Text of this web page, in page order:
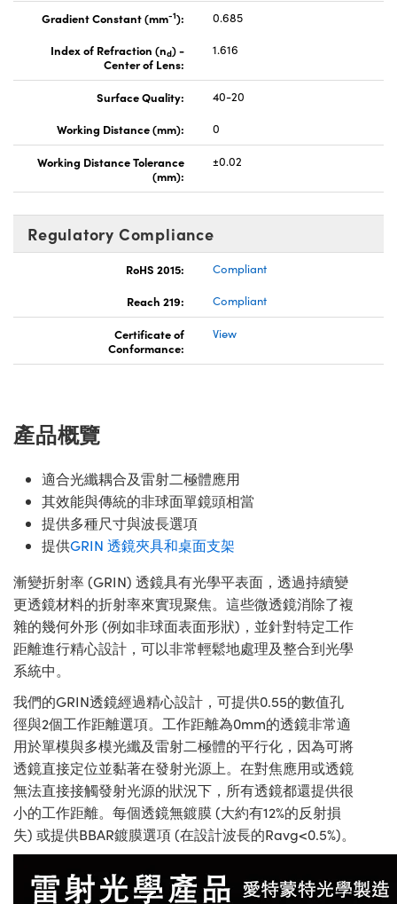
Gradient Constant (mm-1):
0.685
Index of Refraction (nd) -
Center of Lens:
1.616
Surface Quality:
40-20
Working Distance (mm):
0
Working Distance Tolerance
(mm):
±0.02
Regulatory Compliance
RoHS 2015:
Compliant
Reach 219:
Compliant
Certificate of
Conformance:
View
產品概覽
適合光纖耦合及雷射二極體應用
其效能與傳統的非球面單鏡頭相當
提供多種尺寸與波長選項
提供GRIN 透鏡夾具和桌面支架
漸變折射率 (GRIN) 透鏡具有光學平表面，透過持續變
更透鏡材料的折射率來實現聚焦。這些微透鏡消除了複
雜的幾何外形 (例如非球面表面形狀)，並針對特定工作
距離進行精心設計，可以非常輕鬆地處理及整合到光學
系統中。
我們的GRIN透鏡經過精心設計，可提供0.55的數值孔
徑與2個工作距離選項。工作距離為0mm的透鏡非常適
用於單模與多模光纖及雷射二極體的平行化，因為可將
透鏡直接定位並黏著在發射光源上。在對焦應用或透鏡
無法直接接觸發射光源的狀況下，所有透鏡都還提供很
小的工作距離。每個透鏡無鍍膜 (大約有12%的反射損
失) 或提供BBAR鍍膜選項 (在設計波長的Ravg<0.5%)。